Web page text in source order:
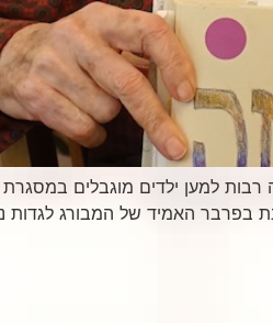
טרם הגעתה לבית הנשיא פעלה רבות למען ילדים